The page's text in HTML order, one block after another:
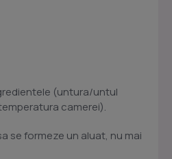
(untura/untul
camerei).
se formeze un aluat, nu mai